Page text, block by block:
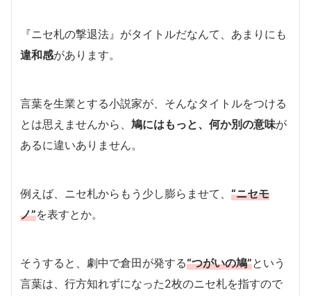
『ニセ札の撃退法』がタイトルだなんて、あまりにも
違和感があります。
言葉を生業とする小説家が、そんなタイトルをつける
とは思えませんから、 鳩にはもっと、何か別の意味が
あるに違いありません。
例えば、ニセ札からもう少し膨らませて、 “ニセモ
ノ”を表すとか。
そうすると、劇中で倉田が発する“つがいの鳩”という
言葉は、行方知れずになった2枚のニセ札を指すので